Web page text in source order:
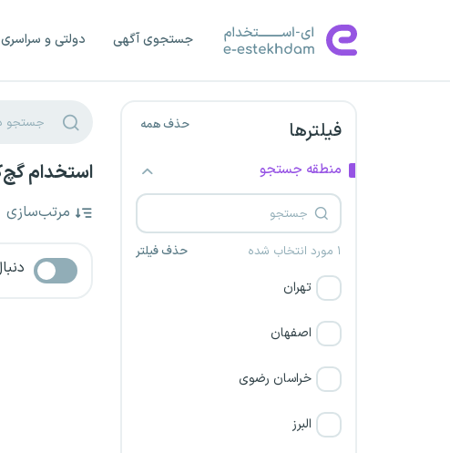
جستجوی آگهی دولتی و سراسری
فیلترها حذف همه
منطقه جستجو
۱ مورد انتخاب شده حذف فیلتر
تهران
اصفهان
خراسان رضوی
البرز
استخدام
مرتب‌سازی